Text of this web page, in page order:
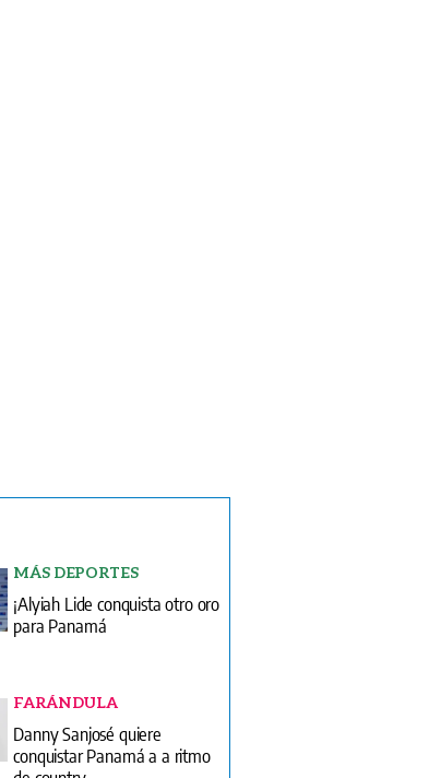
MÁS DEPORTES
¡Alyiah Lide conquista otro oro
para Panamá
FARÁNDULA
Danny Sanjosé quiere
conquistar Panamá a a ritmo